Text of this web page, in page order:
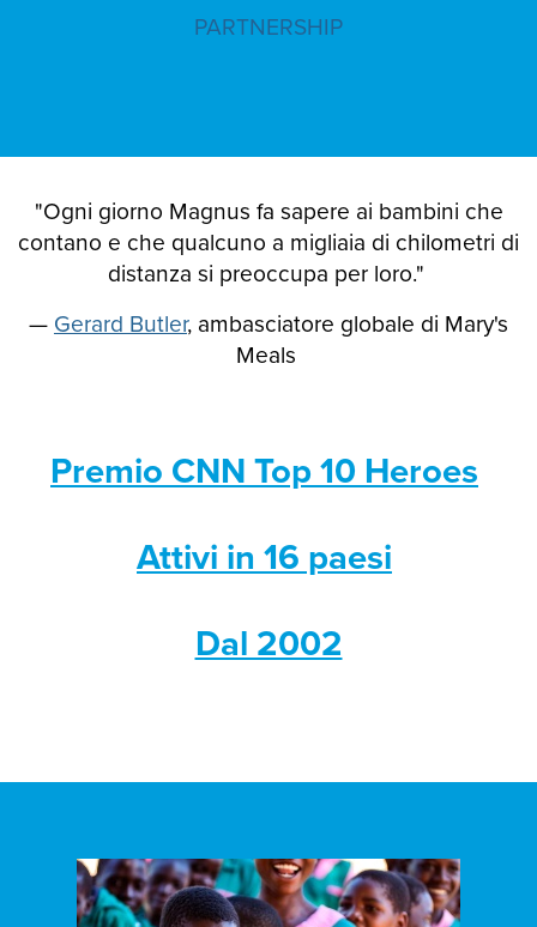
PARTNERSHIP
"Ogni giorno Magnus fa sapere ai bambini che
contano e che qualcuno a migliaia di chilometri di
distanza si preoccupa per loro."
— Gerard Butler, ambasciatore globale di Mary's
Meals
Premio CNN Top 10 Heroes
Attivi in 16 paesi
Dal 2002